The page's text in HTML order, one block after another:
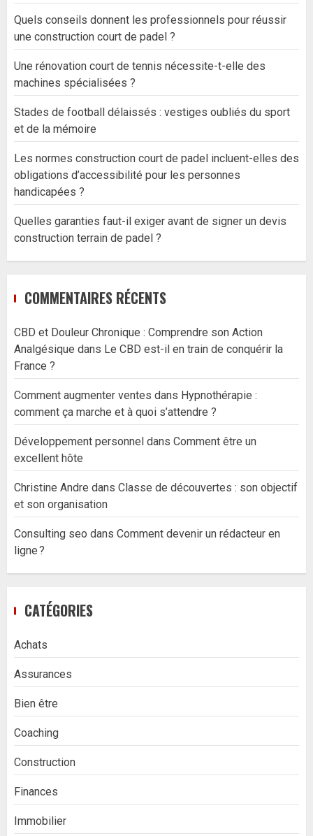
Quels conseils donnent les professionnels pour réussir
une construction court de padel ?
Une rénovation court de tennis nécessite-t-elle des
machines spécialisées ?
Stades de football délaissés : vestiges oubliés du sport
et de la mémoire
Les normes construction court de padel incluent-elles des
obligations d’accessibilité pour les personnes
handicapées ?
Quelles garanties faut-il exiger avant de signer un devis
construction terrain de padel ?
COMMENTAIRES RÉCENTS
CBD et Douleur Chronique : Comprendre son Action
Analgésique dans Le CBD est-il en train de conquérir la
France ?
Comment augmenter ventes dans Hypnothérapie :
comment ça marche et à quoi s’attendre ?
Développement personnel dans Comment être un
excellent hôte
Christine Andre dans Classe de découvertes : son objectif
et son organisation
Consulting seo dans Comment devenir un rédacteur en
ligne ?
CATÉGORIES
Achats
Assurances
Bien être
Coaching
Construction
Finances
Immobilier